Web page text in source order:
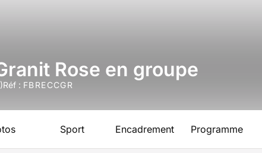
Rose en groupe
Réf : FBRECCGR
Sport Encadrement Programme